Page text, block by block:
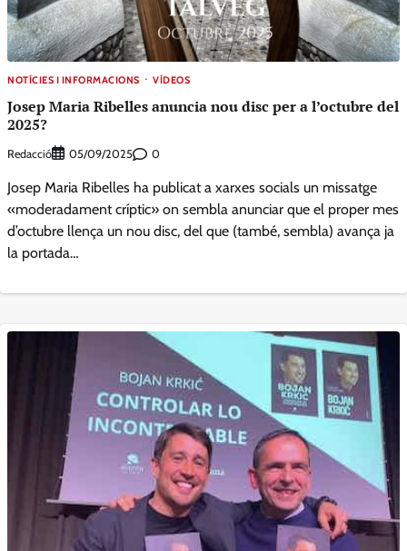
NOTÍCIES I INFORMACIONS VÍDEOS
Josep Maria Ribelles anuncia nou disc per a l’octubre del
2025?
Redacció 05/09/2025 0
Josep Maria Ribelles ha publicat a xarxes socials un missatge
«moderadament críptic» on sembla anunciar que el proper mes
d’octubre llença un nou disc, del que (també, sembla) avança ja
la portada…